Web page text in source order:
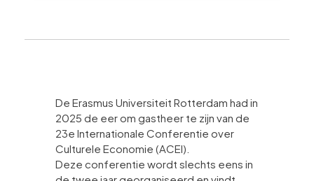
De Erasmus Universiteit Rotterdam had in
2025 de eer om gastheer te zijn van de
23e Internationale Conferentie over
Culturele Economie (ACEI).
Deze conferentie wordt slechts eens in